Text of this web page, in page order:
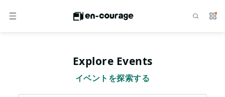
メニュー サ
Explore Events
イベントを探索する